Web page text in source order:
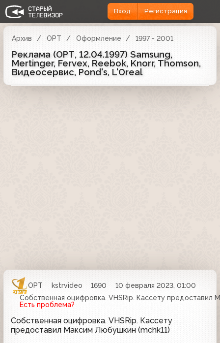
Вход Регистрация
Архив ОРТ Оформление 1997 - 2001
Реклама (ОРТ, 12.04.1997) Samsung,
Mertinger, Fervex, Reebok, Knorr, Thomson,
Видеосервис, Pond's, L'Oreal
ОРТ kstrvideo 1690
10 февраля 2023, 01:00
Собственная оцифровка. VHSRip. Кассету предоставил
Есть проблема?
Собственная оцифровка. VHSRip. Кассету
предоставил Максим Любушкин (mchk11)